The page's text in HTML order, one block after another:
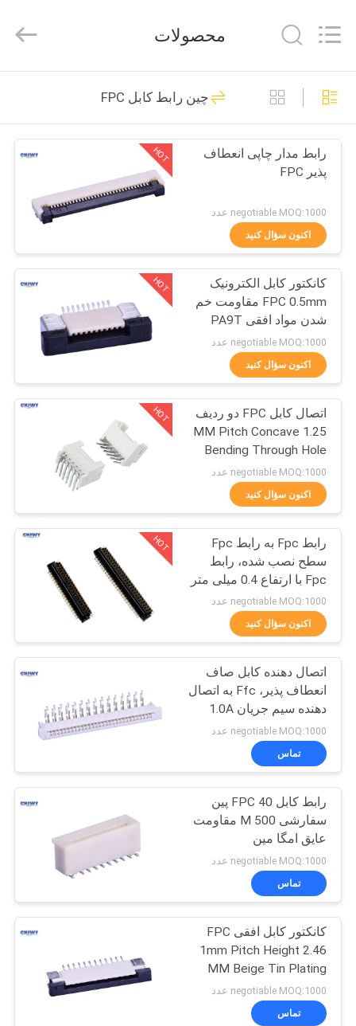
صفحه
اصلی
محصولات
درباره
کارخانه
کنترل
کیفیت
تماس
بگیرید
درخواست
نقل قول
COMPANY
NEWS
نقشه
سایت
PRIVACY
POLICY
JWY
Electronic
Rights
رابط هدر پین نر
63
رابط هدر زن
83
کانکتور هدر PCB
46
مونتاژ کابل نوار صاف
29
اتصال بلوک ترمینال
63
مجموعه های کابل
های الکتریکی
12
محصولات
چین رابط کابل FPC
HOT
رابط مدار چاپی انعطاف
پذیر FPC
negotiable MOQ:1000 عدد
اکنون سؤال کنید
HOT
کانکتور کابل الکترونیک
FPC 0.5mm مقاومت خم
شدن مواد افقی PA9T
negotiable MOQ:1000 عدد
اکنون سؤال کنید
HOT
اتصال کابل FPC دو ردیف
1.25 MM Pitch Concave
Bending Through Hole
negotiable MOQ:1000 عدد
اکنون سؤال کنید
HOT
رابط Fpc به رابط Fpc
سطح نصب شده، رابط
Fpc با ارتفاع 0.4 میلی متر
/ 0.3 میلی متر
negotiable MOQ:1000 عدد
اکنون سؤال کنید
اتصال دهنده کابل صاف
انعطاف پذیر، Ffc به اتصال
دهنده سیم جریان 1.0A
negotiable MOQ:1000 عدد
تماس
رابط کابل FPC 40 پین
سفارشی 500 M مقاومت
عایق امگا مین
negotiable MOQ:1000 عدد
تماس
کانکتور کابل افقی FPC
1mm Pitch Height 2.46
MM Beige Tin Plating
negotiable MOQ:1000 عدد
تماس